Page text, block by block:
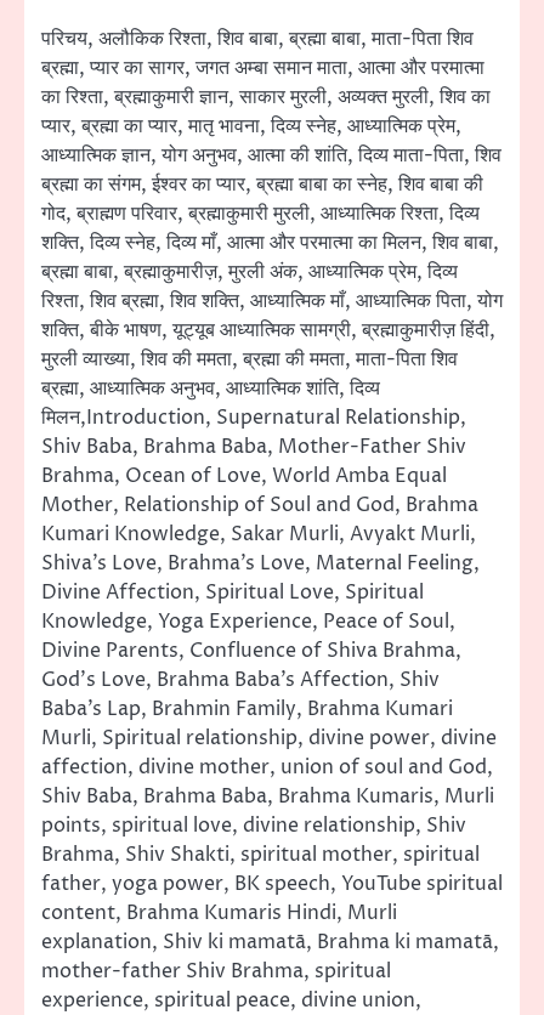
परिचय, अलौकिक रिश्ता, शिव बाबा, ब्रह्मा बाबा, माता-पिता शिव
ब्रह्मा, प्यार का सागर, जगत अम्बा समान माता, आत्मा और परमात्मा
का रिश्ता, ब्रह्माकुमारी ज्ञान, साकार मुरली, अव्यक्त मुरली, शिव का
प्यार, ब्रह्मा का प्यार, मातृ भावना, दिव्य स्नेह, आध्यात्मिक प्रेम,
आध्यात्मिक ज्ञान, योग अनुभव, आत्मा की शांति, दिव्य माता-पिता, शिव
ब्रह्मा का संगम, ईश्वर का प्यार, ब्रह्मा बाबा का स्नेह, शिव बाबा की
गोद, ब्राह्मण परिवार, ब्रह्माकुमारी मुरली, आध्यात्मिक रिश्ता, दिव्य
शक्ति, दिव्य स्नेह, दिव्य माँ, आत्मा और परमात्मा का मिलन, शिव बाबा,
ब्रह्मा बाबा, ब्रह्माकुमारीज़, मुरली अंक, आध्यात्मिक प्रेम, दिव्य
रिश्ता, शिव ब्रह्मा, शिव शक्ति, आध्यात्मिक माँ, आध्यात्मिक पिता, योग
शक्ति, बीके भाषण, यूट्यूब आध्यात्मिक सामग्री, ब्रह्माकुमारीज़ हिंदी,
मुरली व्याख्या, शिव की ममता, ब्रह्मा की ममता, माता-पिता शिव
ब्रह्मा, आध्यात्मिक अनुभव, आध्यात्मिक शांति, दिव्य
मिलन,Introduction, Supernatural Relationship,
Shiv Baba, Brahma Baba, Mother-Father Shiv
Brahma, Ocean of Love, World Amba Equal
Mother, Relationship of Soul and God, Brahma
Kumari Knowledge, Sakar Murli, Avyakt Murli,
Shiva’s Love, Brahma’s Love, Maternal Feeling,
Divine Affection, Spiritual Love, Spiritual
Knowledge, Yoga Experience, Peace of Soul,
Divine Parents, Confluence of Shiva Brahma,
God’s Love, Brahma Baba’s Affection, Shiv
Baba’s Lap, Brahmin Family, Brahma Kumari
Murli, Spiritual relationship, divine power, divine
affection, divine mother, union of soul and God,
Shiv Baba, Brahma Baba, Brahma Kumaris, Murli
points, spiritual love, divine relationship, Shiv
Brahma, Shiv Shakti, spiritual mother, spiritual
father, yoga power, BK speech, YouTube spiritual
content, Brahma Kumaris Hindi, Murli
explanation, Shiv ki mamatā, Brahma ki mamatā,
mother-father Shiv Brahma, spiritual
experience, spiritual peace, divine union,